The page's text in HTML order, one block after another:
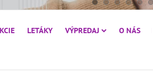
LETÁKY VÝPREDAJ O NÁS